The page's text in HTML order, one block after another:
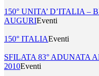
150° UNITA’ D’ITALIA –
AUGURIEventi
150° ITALIAEventi
SFILATA 83° ADUNATA
2010Eventi